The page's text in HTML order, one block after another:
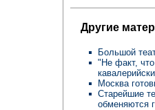
Другие
Большой
"Не факт, что
Москва
Старейшие
обменяются